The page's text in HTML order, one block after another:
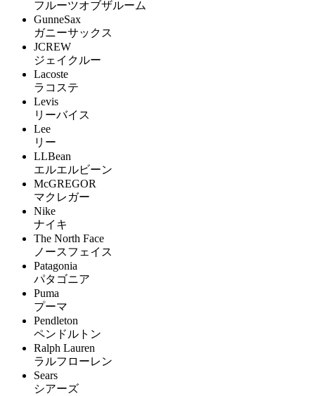
フルーツオブザルーム
GunneSax
ガニーサックス
JCREW
ジェイクルー
Lacoste
ラコステ
Levis
リーバイス
Lee
リー
LLBean
エルエルビーン
McGREGOR
マクレガー
Nike
ナイキ
The North Face
ノースフェイス
Patagonia
パタゴニア
Puma
プーマ
Pendleton
ペンドルトン
Ralph Lauren
ラルフローレン
Sears
シアーズ